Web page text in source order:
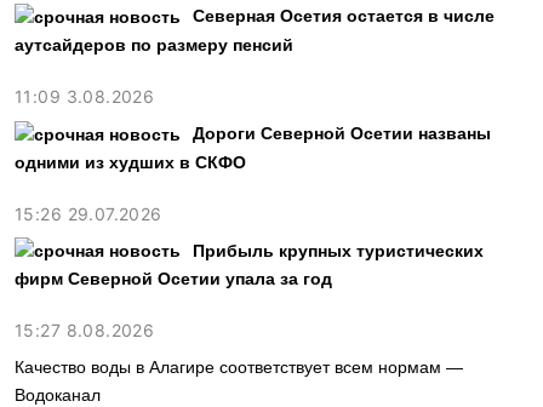
Северная Осетия остается в числе
аутсайдеров по размеру пенсий
11:09 3.08.2026
Дороги Северной Осетии названы
одними из худших в СКФО
15:26 29.07.2026
Прибыль крупных туристических
фирм Северной Осетии упала за год
15:27 8.08.2026
Качество воды в Алагире соответствует всем нормам —
Водоканал